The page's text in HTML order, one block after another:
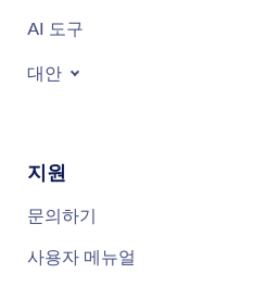
AI 도구
대안
지원
문의하기
사용자 메뉴얼